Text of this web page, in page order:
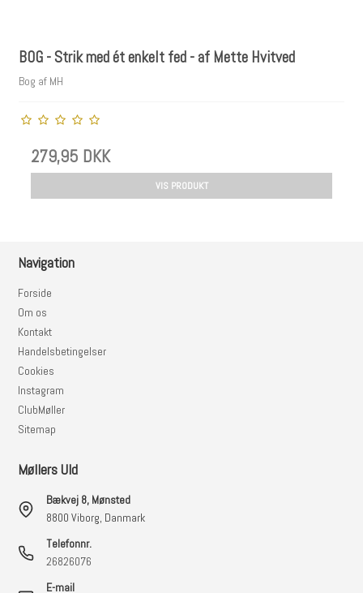
BOG - Strik med ét enkelt fed - af Mette Hvitved
Bog af MH
279,95 DKK
VIS PRODUKT
Navigation
Forside
Om os
Kontakt
Handelsbetingelser
Cookies
Instagram
ClubMøller
Sitemap
Møllers Uld
Bækvej 8, Mønsted
8800 Viborg, Danmark
Telefonnr.
26826076
E-mail